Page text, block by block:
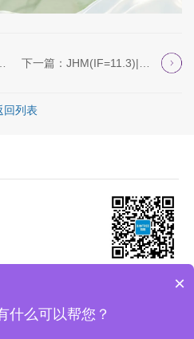
回列表
下一篇：JHM(IF=11.3)|热科院刘攀道老...
×
什么可以帮您？